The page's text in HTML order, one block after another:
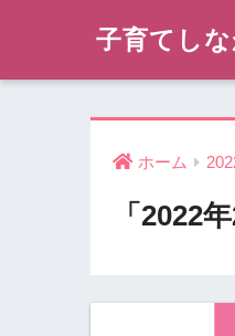
子育てし
ホーム
「2022